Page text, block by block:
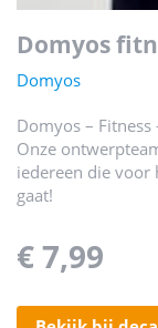
domyos
Domyos
Domyos –
Onze
iedereen die voor
gaat!
€ 7,99